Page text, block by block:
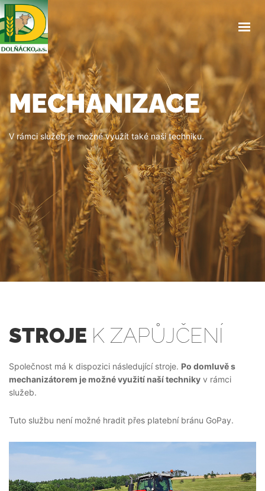
ÚVOD
O NÁS
SLUŽBY
PRODEJNA
CENÍK
NAŠE HOVĚZÍ
OBJEDNÁVKA OBĚDŮ
OSTATNÍ
KONTAKTY
MECHANIZACE
V rámci služeb je možné využít také naši techniku.
STROJE K ZAPŮJČENÍ
Společnost má k dispozici následující stroje. Po domluvě s
mechanizátorem je možné využití naší techniky v rámci
služeb.
Tuto službu není možné hradit přes platební bránu GoPay.